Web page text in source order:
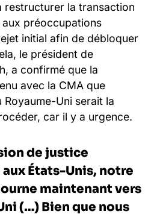
restructurer la transaction
préoccupations
initial afin de débloquer
le président de
a confirmé que la
avec la CMA que
Uni serait la
car il y a urgence.
de justice
aux États-Unis, notre
maintenant vers
(…) Bien que nous